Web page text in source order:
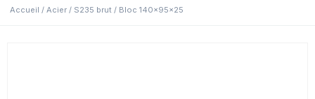
Accueil / Acier / S235 brut / Bloc 140x95x25